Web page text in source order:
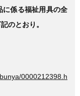
に係る福祉用具の全
のとおり。
0000212398.h